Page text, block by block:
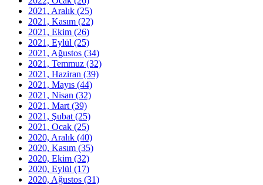
2021, Aralık (25)
2021, Kasım (22)
2021, Ekim (26)
2021, Eylül (25)
2021, Ağustos (34)
2021, Temmuz (32)
2021, Haziran (39)
2021, Mayıs (44)
2021, Nisan (32)
2021, Mart (39)
2021, Şubat (25)
2021, Ocak (25)
2020, Aralık (40)
2020, Kasım (35)
2020, Ekim (32)
2020, Eylül (17)
2020, Ağustos (31)